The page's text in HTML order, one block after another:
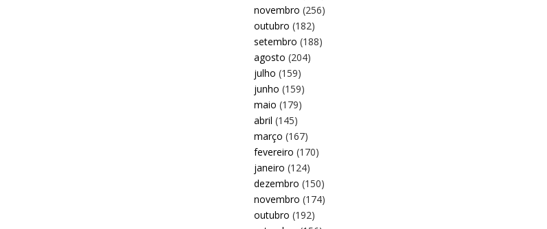
novembro (256)
outubro (182)
setembro (188)
agosto (204)
julho (159)
junho (159)
maio (179)
abril (145)
março (167)
fevereiro (170)
janeiro (124)
dezembro (150)
novembro (174)
outubro (192)